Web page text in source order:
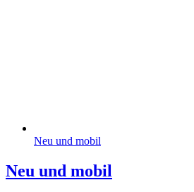
Neu und mobil
Neu und mobil